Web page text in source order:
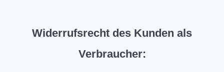
Widerrufsrecht des Kunden als
Verbraucher: